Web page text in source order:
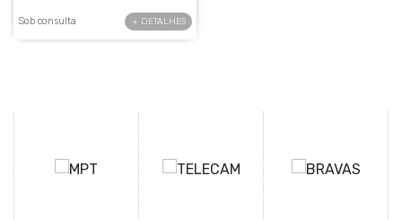
Sob consulta + DETALHES